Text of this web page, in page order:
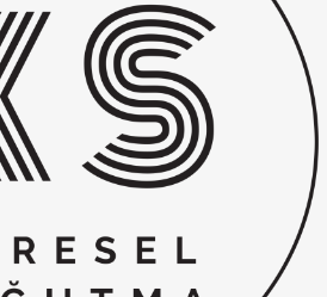
Aksamlar
Süpürge
Ocak ve Aspiratör